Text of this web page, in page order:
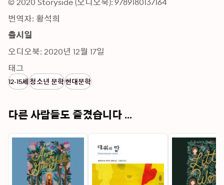
© 2020 Storyside (오디오북): 9789180137164
번역자: 황석희
출시일
오디오북: 2020년 12월 17일
태그
12-15세청소년 문학현대문학
다른 사람들도 즐겼습니다 ...